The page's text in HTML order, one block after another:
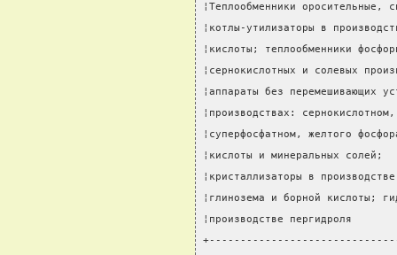
¦Теплообменники
¦котлы-утилизаторы в
¦кислоты;
¦сернокислотных и
¦аппараты без
¦производствах:
¦суперфосфатном, желтого
¦кислоты и
¦кристаллизаторы в
¦глинозема и борной
¦производстве